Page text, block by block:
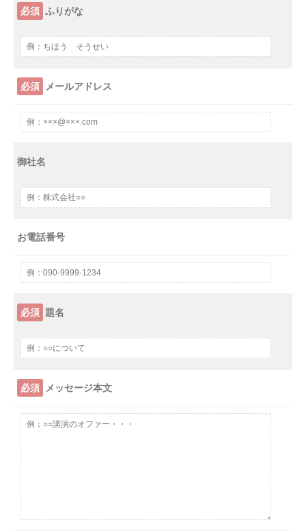
必須 ふりがな
必須 メールアドレス
御社名
お電話番号
必須 題名
必須 メッセージ本文